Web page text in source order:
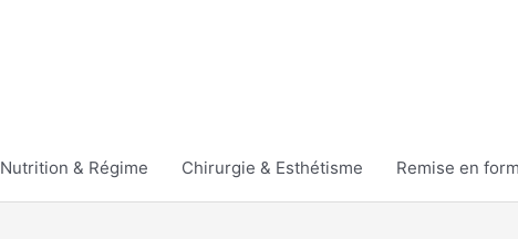
Nutrition & Régime Chirurgie & Esthétisme Remise en